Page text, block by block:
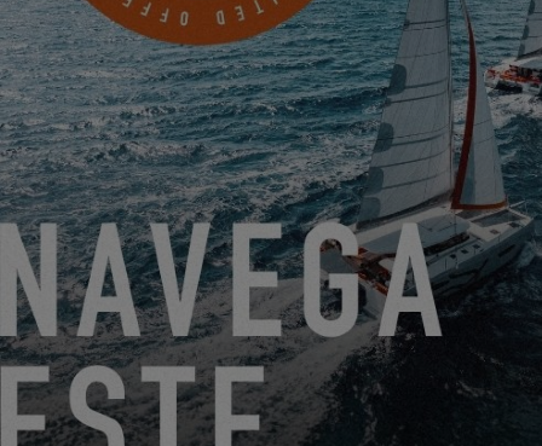
DEL 22 DE JUNIO DE 2026 AL 31 DE AGOSTO DE 2026
¡GO SAILING CON EXCESS ESTE VERANO!
EXCESS 11 - EXCESS 13 - EXCESS 14